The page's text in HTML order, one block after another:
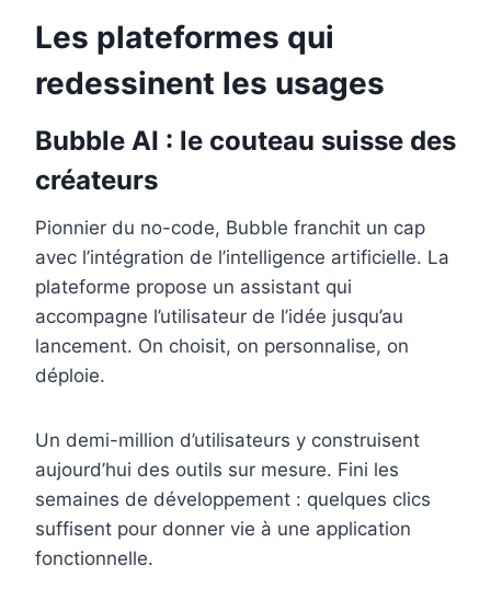
Les plateformes qui
redessinent les usages
Bubble AI : le couteau suisse des
créateurs
Pionnier du no-code, Bubble franchit un cap
avec l’intégration de l’intelligence artificielle. La
plateforme propose un assistant qui
accompagne l’utilisateur de l’idée jusqu’au
lancement. On choisit, on personnalise, on
déploie.
Un demi-million d’utilisateurs y construisent
aujourd’hui des outils sur mesure. Fini les
semaines de développement : quelques clics
suffisent pour donner vie à une application
fonctionnelle.